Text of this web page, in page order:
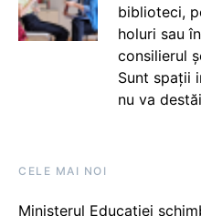
biblioteci,
holuri sau
consilierul
Sunt spații
nu va
CELE MAI NOI
Ministerul Educației